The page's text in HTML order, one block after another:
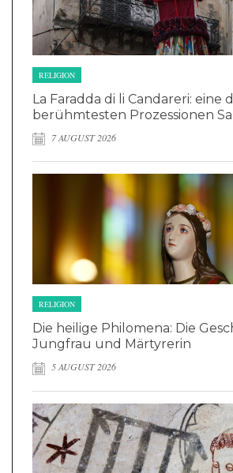
RELIGION
La Faradda di li Candareri: eine
berühmtesten Prozessionen
7 AUGUST 2026
RELIGION
Die heilige Philomena: Die
Jungfrau und Märtyrerin
5 AUGUST 2026